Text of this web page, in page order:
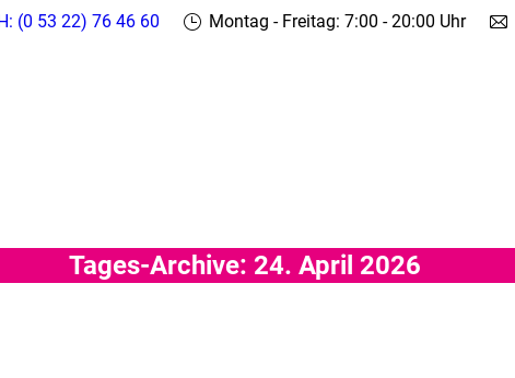
(0 53 22) 76 46 60 Montag - Freitag: 7:00 - 20:00 Uhr
Tages-Archive: 24. April 2026